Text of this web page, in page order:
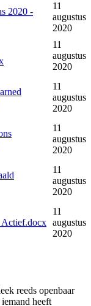
2020 -
11
augustus
2020
11
augustus
2020
11
augustus
2020
11
augustus
2020
11
augustus
2020
11
augustus
2020
reeds openbaar
heeft